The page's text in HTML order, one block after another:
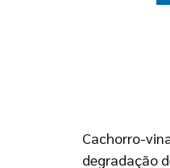
Cachorro-
degradação